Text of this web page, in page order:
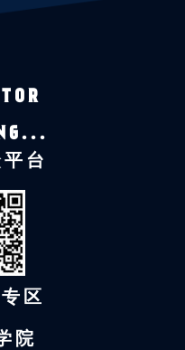
台
区
院